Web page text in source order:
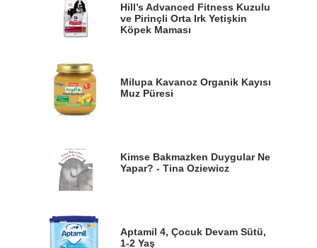
Hill’s Advanced Fitness Kuzulu
ve Pirinçli Orta Irk Yetişkin
Köpek Maması
Milupa Kavanoz Organik Kayısı
Muz Püresi
Kimse Bakmazken Duygular Ne
Yapar? - Tina Oziewicz
Aptamil 4, Çocuk Devam Sütü,
1-2 Yaş